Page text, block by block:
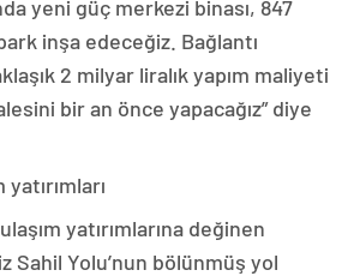
yeni güç merkezi binası, 847
inşa edeceğiz. Bağlantı
2 milyar liralık yapım maliyeti
bir an önce yapacağız” diye
yatırımlarına değinen
Sahil Yolu’nun bölünmüş yol